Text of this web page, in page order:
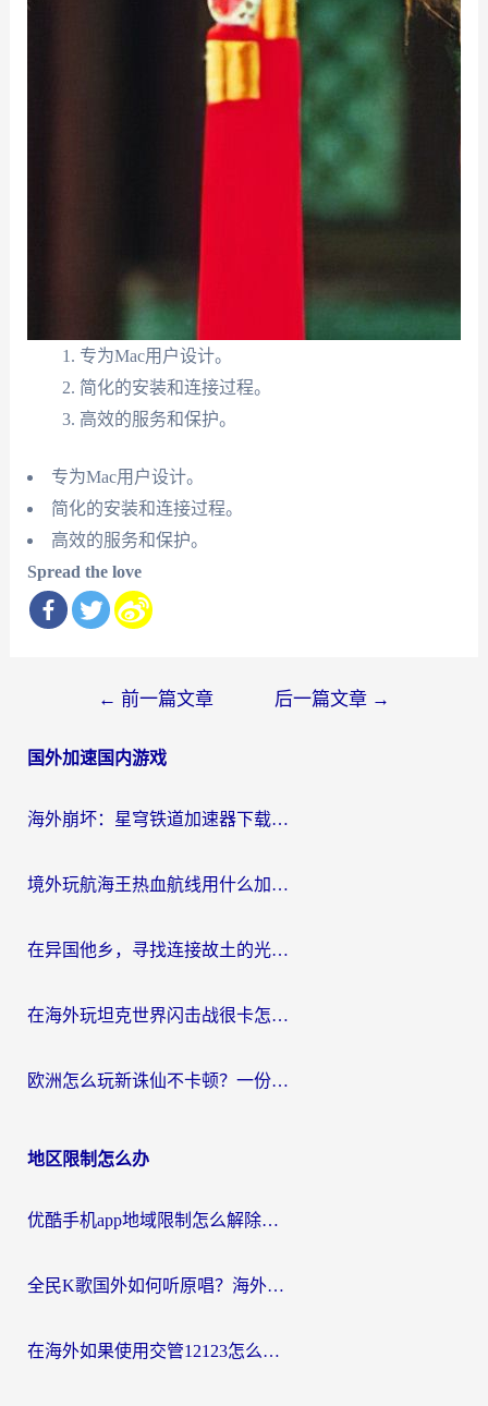
专为Mac用户设计。
简化的安装和连接过程。
高效的服务和保护。
专为Mac用户设计。
简化的安装和连接过程。
高效的服务和保护。
Spread the love
导
← 前一篇文章 后一篇文章 →
国外加速国内游戏
海外崩坏：星穹铁道加速器下载安装：一份给游子的终极网络指南
境外玩航海王热血航线用什么加速器？2026海外玩家实测最优方案（附欧洲问道堡垒前线加速技巧）
在异国他乡，寻找连接故土的光明大陆免费加速器
在海外玩坦克世界闪击战很卡怎么办？老玩家亲测有效的加速器选择指南
欧洲怎么玩新诛仙不卡顿？一份给海外游子的国服游戏畅玩指南
地区限制怎么办
优酷手机app地域限制怎么解除？海外党亲测有效的追剧方案
全民K歌国外如何听原唱？海外党亲测有效的回国加速器选择指南
在海外如果使用交管12123怎么处理？留学生亲测有效的回国加速方案